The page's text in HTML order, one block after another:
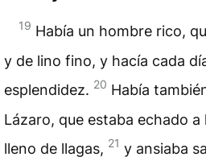
19 Había un hombre rico,
y de lino fino, y hacía cada
esplendidez. 20 Había
Lázaro, que estaba echado a
lleno de llagas, 21 y ansiaba